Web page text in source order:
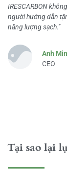
IRESCARBON
người hướng dẫn
năng lượng sạch."
Anh
CEO
Tại sao lại